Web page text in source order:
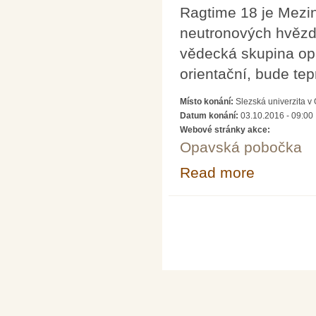
Ragtime 18 je
neutronových
vědecká skupina
orientační, bude
Místo konání: Slezská univerzita v
Datum konání: 03.10.2016 - 09:00
Webové stránky akce:
Opavská pobočka
Read more